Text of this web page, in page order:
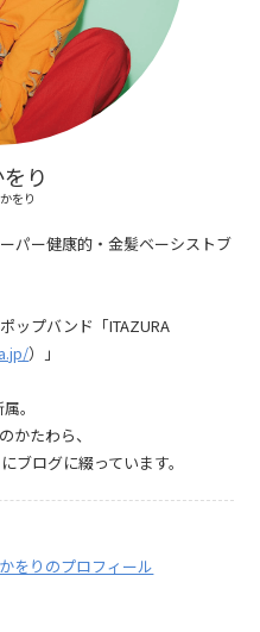
り
をり
パー健康的・金髪ベーシストブ
ップバンド「ITAZURA
）」
。
かたわら、
ブログに綴っています。
をりのプロフィール